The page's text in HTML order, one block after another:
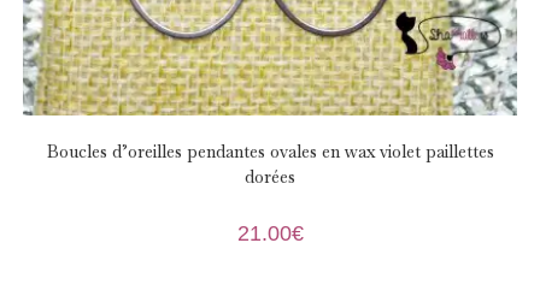
Boucles d’oreilles pendantes ovales en wax violet paillettes
dorées
21.00€